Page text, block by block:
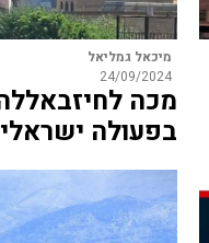
מיכאל גמליאל
24/09/2024
מכה
בפעולה